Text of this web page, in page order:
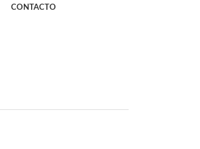
CONTACTO